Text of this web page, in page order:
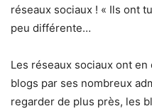
réseaux sociaux ! « Ils ont
peu différente…
Les réseaux sociaux ont
blogs par ses nombreux
regarder de plus près, les